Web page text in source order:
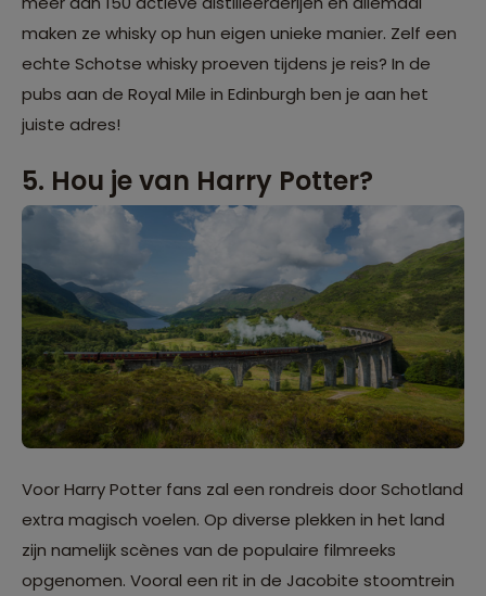
maken ze whisky op hun eigen unieke manier. Zelf een
echte Schotse whisky proeven tijdens je reis? In de
pubs aan de Royal Mile in Edinburgh ben je aan het
juiste adres!
5. Hou je van Harry Potter?
Voor Harry Potter fans zal een rondreis door Schotland
extra magisch voelen. Op diverse plekken in het land
zijn namelijk scènes van de populaire filmreeks
opgenomen. Vooral een rit in de Jacobite stoomtrein